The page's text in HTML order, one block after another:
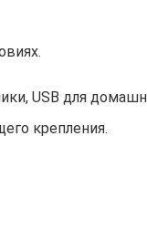
USB для
крепления.